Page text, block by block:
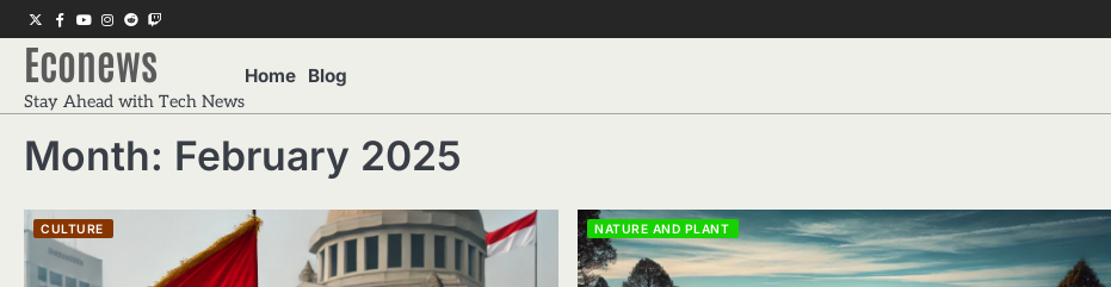
Skip
to
content
Twitter
Facebook
YoutubeInstagram
Reddit
Econews
Stay Ahead with Tech News
Home Blog
Month: February 2025
CULTURE NATURE AND PLANT